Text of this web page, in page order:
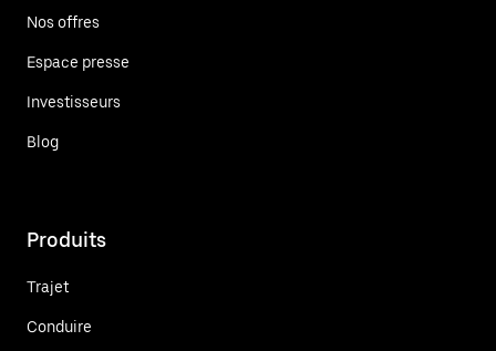
Nos offres
Espace presse
Investisseurs
Blog
Produits
Trajet
Conduire